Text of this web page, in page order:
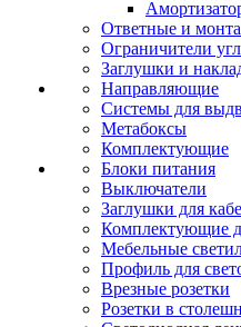
Ответные и
Ограничители
Заглушки и
Направляющие
Системы для
Метабоксы
Комплектующие
Блоки питания
Выключатели
Заглушки для
Комплектующие
Мебельные
Профиль для
Врезные розетки
Розетки в